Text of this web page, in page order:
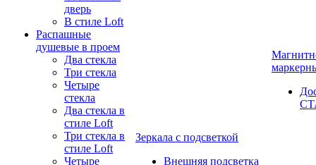
дверь
В стиле Loft
Распашные
душевые в проем
Два стекла
Три стекла
Четыре
стекла
Два стекла в
стиле Loft
Три стекла в
стиле Loft
Четыре
Зеркала с подсветкой
Внешняя подсветка